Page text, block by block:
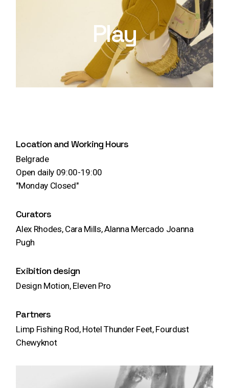
Location and Working Hours
Belgrade
Open daily 09:00-19:00
"Monday Closed"
Curators
Alex Rhodes, Cara Mills, Alanna Mercado Joanna
Pugh
Exibition design
Design Motion, Eleven Pro
Partners
Limp Fishing Rod, Hotel Thunder Feet, Fourdust
Chewyknot
Play